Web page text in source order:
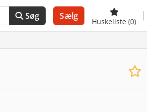
Søg Sælg
Huskeliste (0)